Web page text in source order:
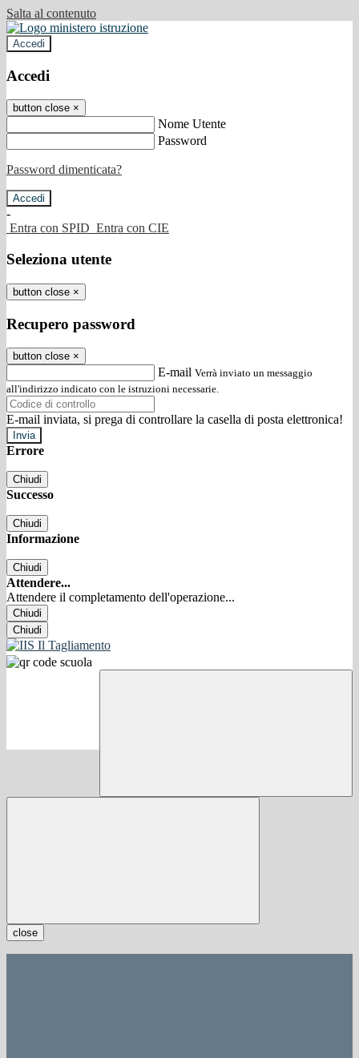
Salta al contenuto
Accedi
Accedi
button close ×
Nome Utente
Password
Password dimenticata?
-
Entra con SPID Entra con CIE
Seleziona utente
button close ×
Recupero password
button close ×
E-mail Verrà inviato un messaggio
all'indirizzo indicato con le istruzioni necessarie.
E-mail inviata, si prega di controllare la casella di posta elettronica!
Errore
Chiudi
Successo
Chiudi
Informazione
Chiudi
Attendere...
Attendere il completamento dell'operazione...
Chiudi
Chiudi
close